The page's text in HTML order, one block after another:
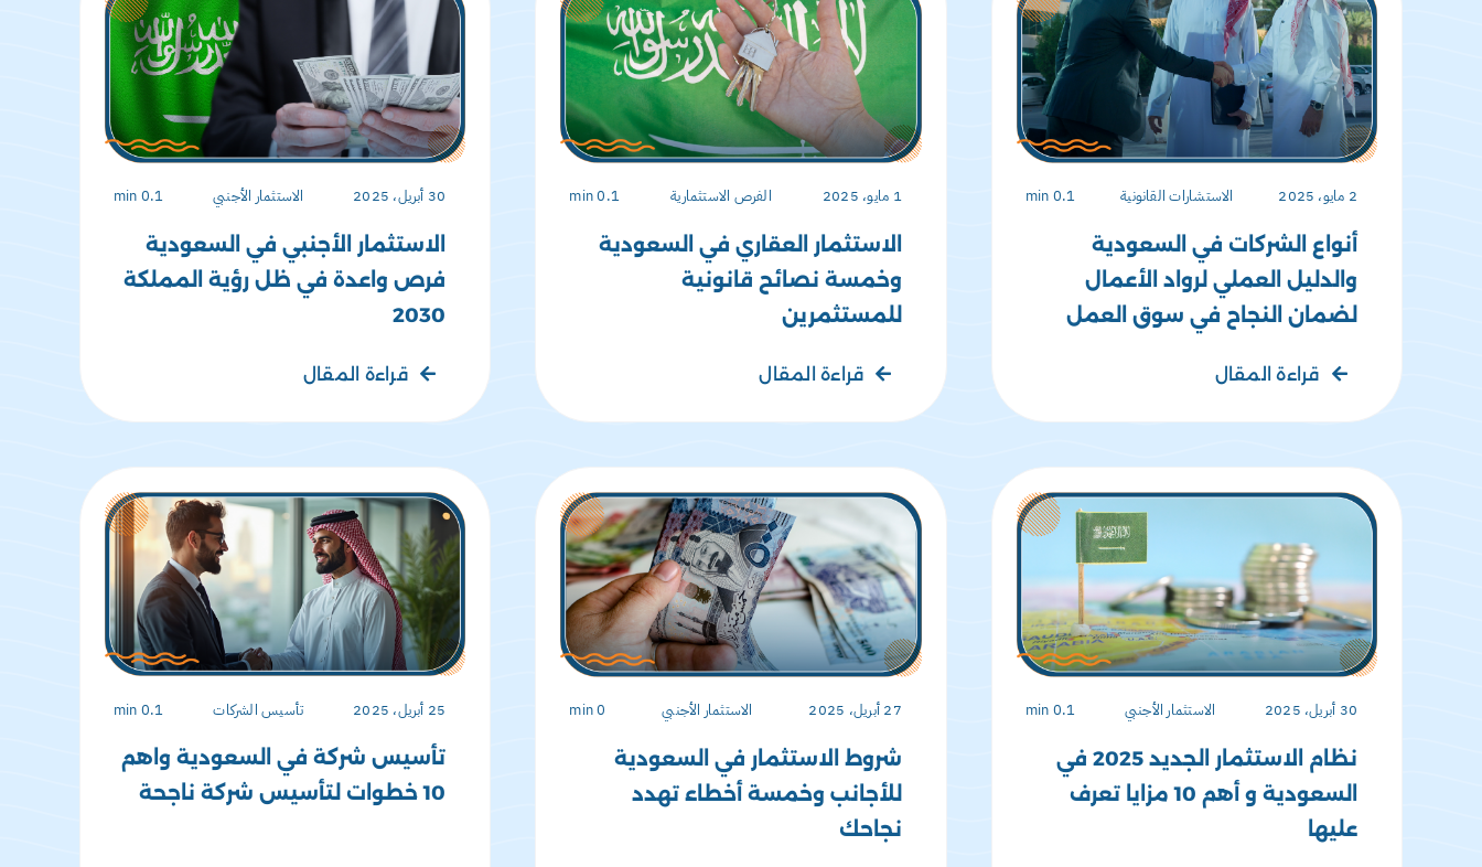
2 مايو، 2025 الاستشارات القانونية 0.1 min
أنواع الشركات في السعودية
والدليل العملي لرواد الأعمال
لضمان النجاح في سوق العمل
قراءة المقال
1 مايو، 2025 الفرص الاستثمارية 0.1 min
الاستثمار العقاري في السعودية
وخمسة نصائح قانونية
للمستثمرين
قراءة المقال
30 أبريل، 2025 الاستثمار الأجنبي 0.1 min
الاستثمار الأجنبي في السعودية
فرص واعدة في ظل رؤية المملكة
2030
قراءة المقال
30 أبريل، 2025 الاستثمار الأجنبي 0.1 min
نظام الاستثمار الجديد 2025 في
السعودية و أهم 10 مزايا تعرف
عليها
27 أبريل، 2025 الاستثمار الأجنبي 0 min
شروط الاستثمار في السعودية
للأجانب وخمسة أخطاء تهدد
نجاحك
25 أبريل، 2025 تأسيس الشركات 0.1 min
تأسيس شركة في السعودية واهم
10 خطوات لتأسيس شركة ناجحة